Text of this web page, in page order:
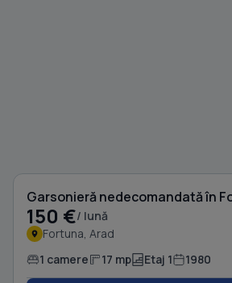
Garsonieră nedecomandată în
150 €/ lună
Fortuna, Arad
1 camere 17 mp Etaj 1 1980